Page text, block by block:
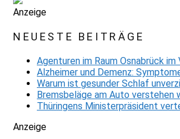
Anzeige
NEUESTE BEITRÄGE
Agenturen im Raum Osnabrück
Alzheimer und Demenz:
Warum ist gesunder Schlaf
Bremsbeläge am Auto verstehen
Thüringens Ministerpräsident
Anzeige